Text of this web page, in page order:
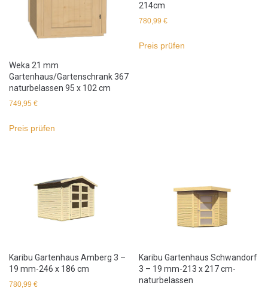
Weka 21 mm
Gartenhaus/Gartenschrank 367
naturbelassen 95 x 102 cm
749,95 €
Preis prüfen
214cm
780,99€
Preis prüfen
Karibu Gartenhaus Amberg 3 –
19 mm-246 x 186 cm
780,99 €
Karibu Gartenhaus Schwandorf
3 – 19 mm-213 x 217 cm-
naturbelassen